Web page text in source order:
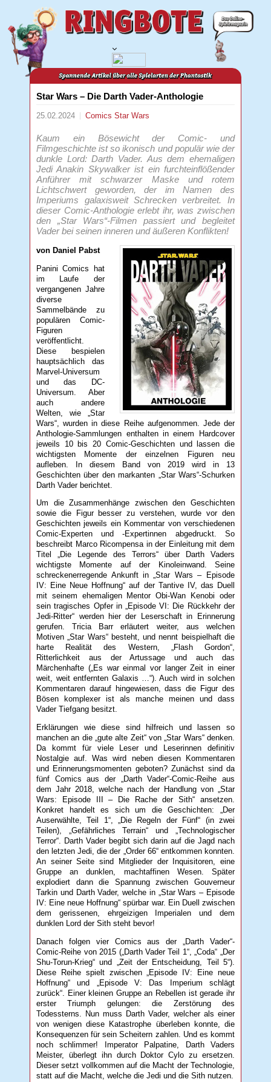
Star Wars – Die Darth Vader-Anthologie
25.02.2024 ComicsStar Wars
Kaum ein Bösewicht der Comic- und
Filmgeschichte ist so ikonisch und populär wie der
dunkle Lord: Darth Vader. Aus dem ehemaligen
Jedi Anakin Skywalker ist ein furchteinflößender
Anführer mit schwarzer Maske und rotem
Lichtschwert geworden, der im Namen des
Imperiums galaxisweit Schrecken verbreitet. In
dieser Comic-Anthologie erlebt ihr, was zwischen
den „Star Wars“-Filmen passiert und begleitet
Vader bei seinen inneren und äußeren Konflikten!
von Daniel Pabst
Panini Comics hat
im Laufe der
vergangenen Jahre
diverse
Sammelbände zu
populären Comic-
Figuren
veröffentlicht.
Diese bespielen
hauptsächlich das
Marvel-Universum
und das DC-
Universum. Aber
auch andere
Welten, wie „Star
Wars“, wurden in diese Reihe aufgenommen. Jede der
Anthologie-Sammlungen enthalten in einem Hardcover
jeweils 10 bis 20 Comic-Geschichten und lassen die
wichtigsten Momente der einzelnen Figuren neu
aufleben. In diesem Band von 2019 wird in 13
Geschichten über den markanten „Star Wars“-Schurken
Darth Vader berichtet.
Um die Zusammenhänge zwischen den Geschichten
sowie die Figur besser zu verstehen, wurde vor den
Geschichten jeweils ein Kommentar von verschiedenen
Comic-Experten und -Expertinnen abgedruckt. So
beschreibt Marco Ricompensa in der Einleitung mit dem
Titel „Die Legende des Terrors“ über Darth Vaders
wichtigste Momente auf der Kinoleinwand. Seine
schreckenerregende Ankunft in „Star Wars – Episode
IV: Eine Neue Hoffnung“ auf der Tantive IV, das Duell
mit seinem ehemaligen Mentor Obi-Wan Kenobi oder
sein tragisches Opfer in „Episode VI: Die Rückkehr der
Jedi-Ritter“ werden hier der Leserschaft in Erinnerung
gerufen. Tricia Barr erläutert weiter, aus welchen
Motiven „Star Wars“ besteht, und nennt beispielhaft die
harte Realität des Western, „Flash Gordon“,
Ritterlichkeit aus der Artussage und auch das
Märchenhafte („Es war einmal vor langer Zeit in einer
weit, weit entfernten Galaxis …“). Auch wird in solchen
Kommentaren darauf hingewiesen, dass die Figur des
Bösen komplexer ist als manche meinen und dass
Vader Tiefgang besitzt.
Erklärungen wie diese sind hilfreich und lassen so
manchen an die „gute alte Zeit“ von „Star Wars“ denken.
Da kommt für viele Leser und Leserinnen definitiv
Nostalgie auf. Was wird neben diesen Kommentaren
und Erinnerungsmomenten geboten? Zunächst sind da
fünf Comics aus der „Darth Vader“-Comic-Reihe aus
dem Jahr 2018, welche nach der Handlung von „Star
Wars: Episode III – Die Rache der Sith“ ansetzen.
Konkret handelt es sich um die Geschichten: „Der
Auserwählte, Teil 1“, „Die Regeln der Fünf“ (in zwei
Teilen), „Gefährliches Terrain“ und „Technologischer
Terror“. Darth Vader begibt sich darin auf die Jagd nach
den letzten Jedi, die der „Order 66“ entkommen konnten.
An seiner Seite sind Mitglieder der Inquisitoren, eine
Gruppe an dunklen, machtaffinen Wesen. Später
explodiert dann die Spannung zwischen Gouverneur
Tarkin und Darth Vader, welche in „Star Wars – Episode
IV: Eine neue Hoffnung“ spürbar war. Ein Duell zwischen
dem gerissenen, ehrgeizigen Imperialen und dem
dunklen Lord der Sith steht bevor!
Danach folgen vier Comics aus der „Darth Vader“-
Comic-Reihe von 2015 („Darth Vader Teil 1“, „Coda“ „Der
Shu-Torun-Krieg“ und „Zeit der Entscheidung, Teil 5“).
Diese Reihe spielt zwischen „Episode IV: Eine neue
Hoffnung“ und „Episode V: Das Imperium schlägt
zurück“. Einer kleinen Gruppe an Rebellen ist gerade ihr
erster Triumph gelungen: die Zerstörung des
Todessterns. Nun muss Darth Vader, welcher als einer
von wenigen diese Katastrophe überleben konnte, die
Konsequenzen für sein Scheitern zahlen. Und es kommt
noch schlimmer! Imperator Palpatine, Darth Vaders
Meister, überlegt ihn durch Doktor Cylo zu ersetzen.
Dieser setzt vollkommen auf die Macht der Technologie,
statt auf die Macht, welche die Jedi und die Sith nutzen.